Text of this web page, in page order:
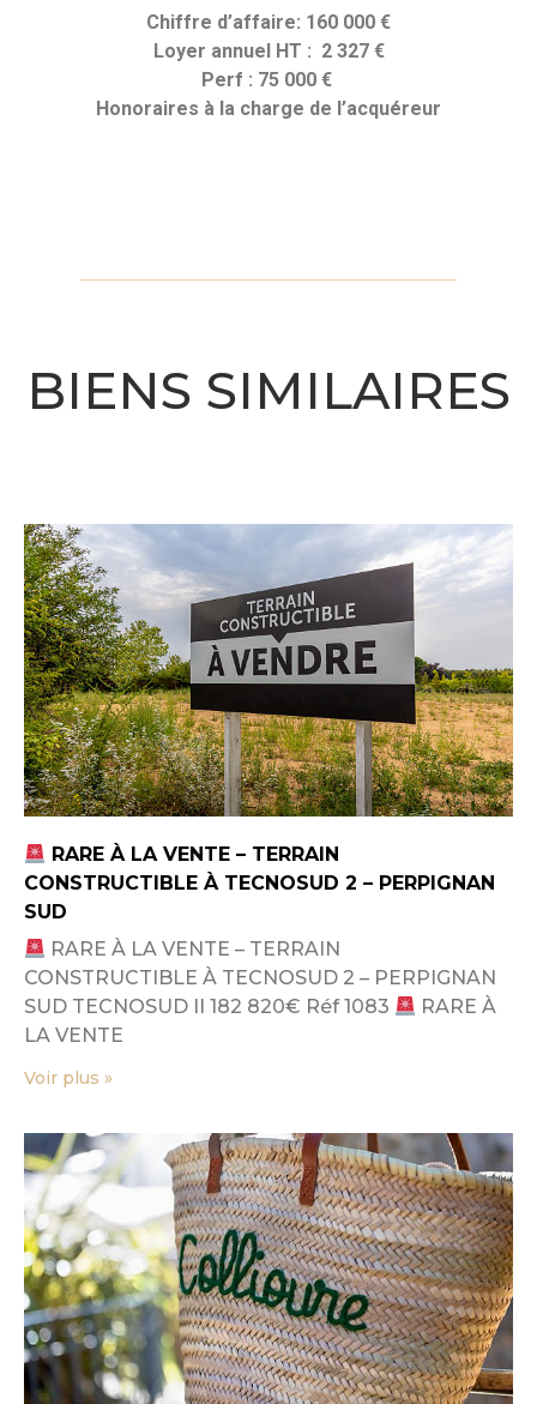
Chiffre d’affaire: 160 000 €
Loyer annuel HT : 2 327 €
Perf : 75 000 €
Honoraires à la charge de l’acquéreur
BIENS SIMILAIRES
RARE À LA VENTE – TERRAIN
CONSTRUCTIBLE À TECNOSUD 2 – PERPIGNAN
SUD
RARE À LA VENTE – TERRAIN
CONSTRUCTIBLE À TECNOSUD 2 – PERPIGNAN
SUD TECNOSUD II 182 820€ Réf 1083
RARE À
LA VENTE
Voir plus »